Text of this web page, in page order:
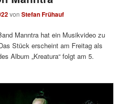
vonStefan Frühauf
Manntra hat ein Musikvideo zu
Stück erscheint am Freitag als
Album „Kreatura“ folgt am 5.